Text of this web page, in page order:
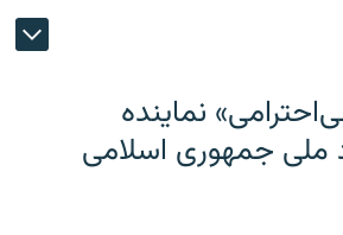
نماینده
ملی جمهوری اسلامی